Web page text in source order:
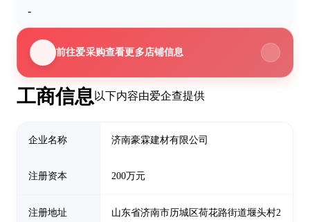
工商信息 以下内容由爱企查提供
企业名称 济南豪霖建材有限公司
注册资本 200万元
注册地址
山东省济南市历城区荷花路街道堰头村2
-
前往爱采购查看更多店铺信息